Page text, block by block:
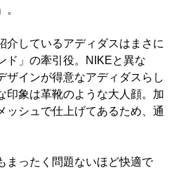
しているアディダスはまさに
ド」の牽引役。NIKEと異な
ザインが得意なアディダスらし
印象は革靴のような大人顔。加
ッシュで仕上げてあるため、通
ったく問題ないほど快適で